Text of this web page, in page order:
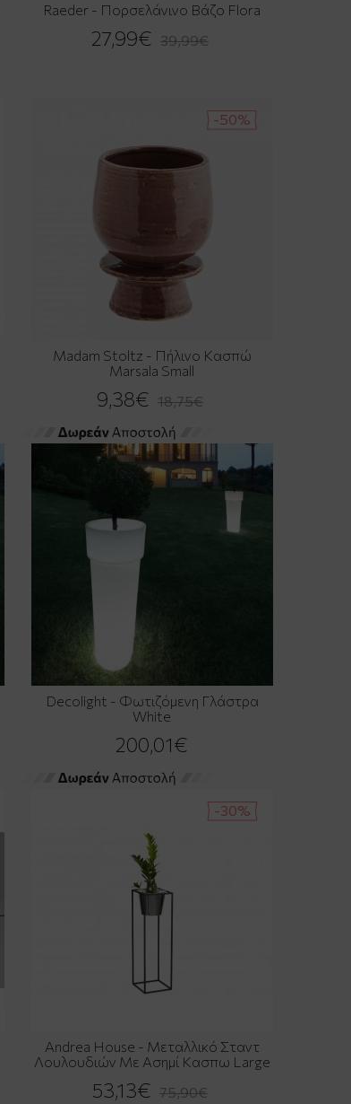
Raeder - Πορσελάνινο Βάζo Flora
27,99€ 39,99€
-50%
Madam Stoltz - Πήλινο Κασπώ
Marsala Small
9,38€ 18,75€
Decolight - Φωτιζόμενη Γλάστρα
White
200,01€
-30%
Andrea House - Μεταλλικό Σταντ
Λουλουδιών Με Ασημί Κασπω Large
53,13€ 75,90€